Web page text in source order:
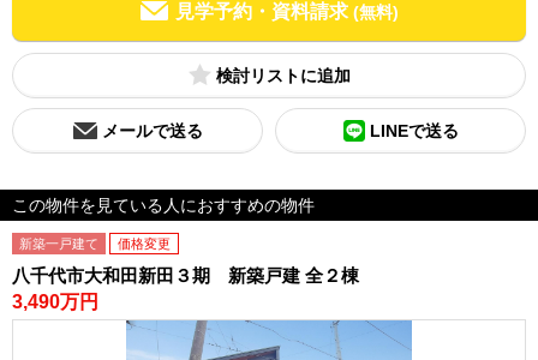
見学予約・資料請求 (無料)
検討リスト
メールで送る LINEで送る
この物件を見ている人におすすめの物件
新築一戸建て 価格変更
八千代市大和田新田３期 新築戸建 全２棟
3,490万円